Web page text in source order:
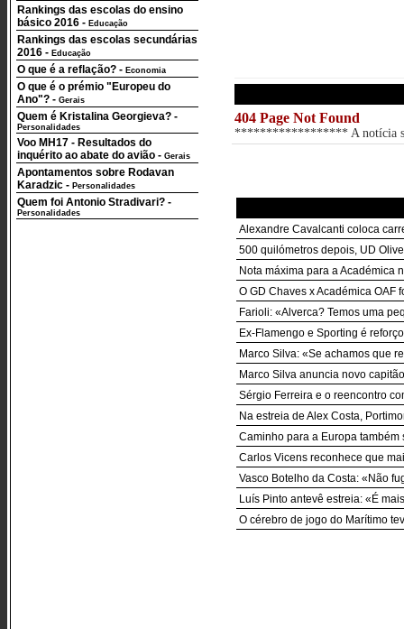
Rankings das escolas do ensino
básico 2016 - Educação
Rankings das escolas secundárias
2016 - Educação
O que é a reflação? - Economia
O que é o prémio "Europeu do
Ano"? - Gerais
Quem é Kristalina Georgieva? -
Personalidades
Voo MH17 - Resultados do
inquérito ao abate do avião - Gerais
Apontamentos sobre Rodavan
Karadzic - Personalidades
Quem foi Antonio Stradivari? -
Personalidades
404 Page Not Found
****************** A notícia
Alexandre Cavalcanti coloca
500 quilómetros depois, UD
Nota máxima para a Académica
O GD Chaves x Académica OAF
Farioli: «Alverca? Temos uma
Ex-Flamengo e Sporting é
Marco Silva: «Se achamos que
Marco Silva anuncia novo
Sérgio Ferreira e o reencontro
Na estreia de Alex Costa,
Caminho para a Europa
Carlos Vicens reconhece que
Vasco Botelho da Costa: «Não
Luís Pinto antevê estreia: «É
O cérebro de jogo do Marítimo